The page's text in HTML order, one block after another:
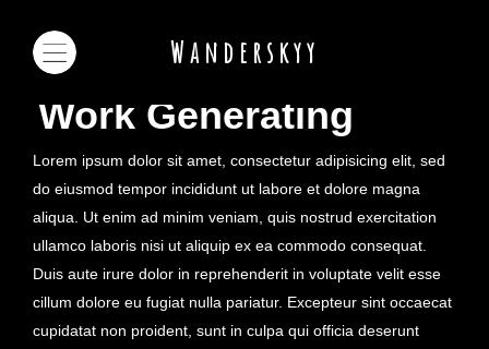
Wanderskyy
Work Generating
Lorem ipsum dolor sit amet, consectetur adipisicing elit, sed
do eiusmod tempor incididunt ut labore et dolore magna
aliqua. Ut enim ad minim veniam, quis nostrud exercitation
ullamco laboris nisi ut aliquip ex ea commodo consequat.
Duis aute irure dolor in reprehenderit in voluptate velit esse
cillum dolore eu fugiat nulla pariatur. Excepteur sint occaecat
cupidatat non proident, sunt in culpa qui officia deserunt